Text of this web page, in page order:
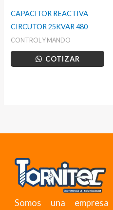
CAPACITOR REACTIVA
CIRCUTOR 25KVAR 480
CONTROL Y MANDO
COTIZAR
Somos una